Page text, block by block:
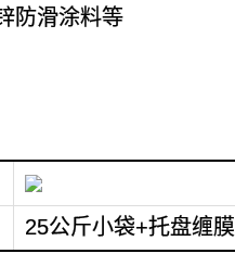
防滑涂料等
25公斤小袋+托盘缠膜